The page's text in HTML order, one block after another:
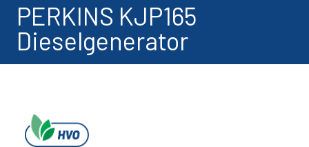
PERKINS KJP165
Dieselgenerator